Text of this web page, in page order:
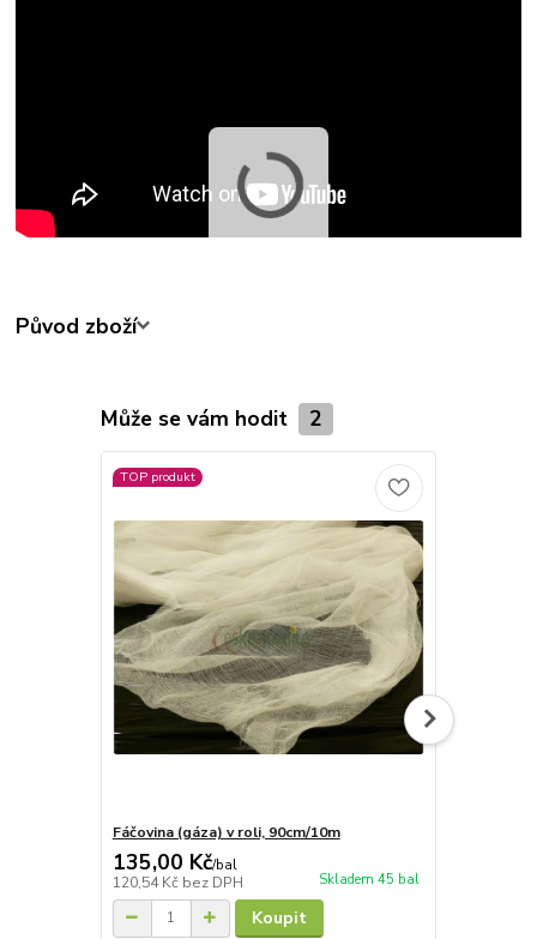
Původ zboží
Může se vám hodit 2
TOP produkt
Fáčovina (gáza) v roli, 90cm/10m
135,00 Kč/bal
120,54 Kč bez DPH Skladem 45 bal
Koupit